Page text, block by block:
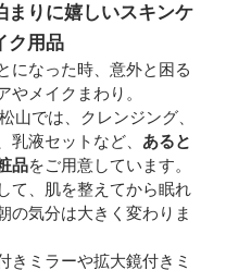
まりに嬉しいスキンケ
ク用品
になった時、意外と困る
やメイクまわり。
山では、クレンジング、
乳液セットなど、 あると
品をご用意しています。
て、肌を整えてから眠れ
の気分は大きく変わりま
きミラーや拡大鏡付きミ